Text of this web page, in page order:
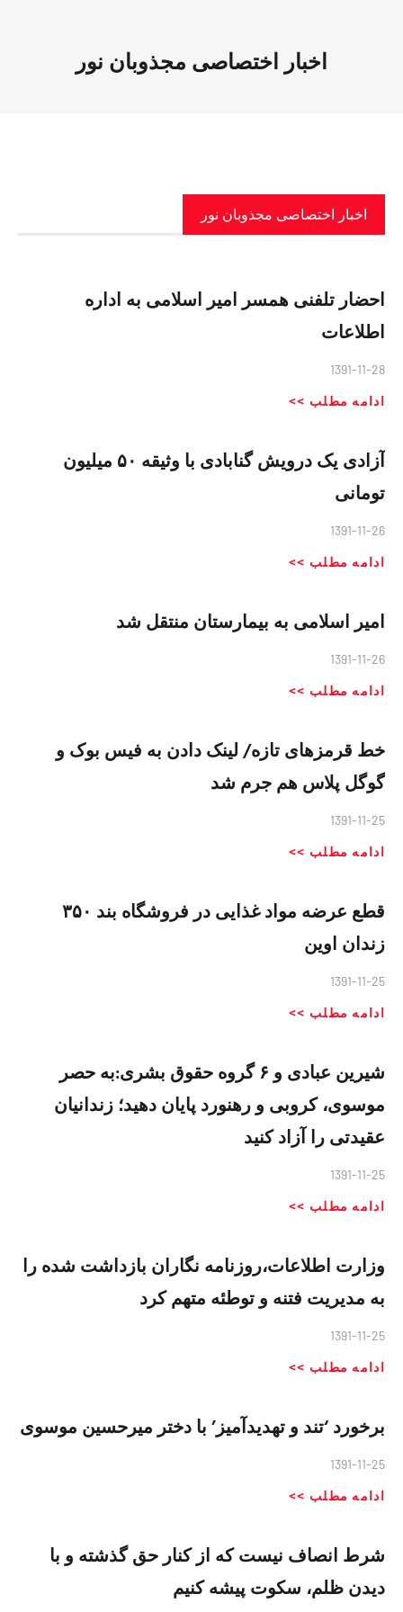
اخبار اختصاصی مجذوبان نور
اخبار اختصاصی مجذوبان نور
احضار تلفنی همسر امیر اسلامی به اداره
اطلاعات
1391-11-28
ادامه مطلب >>
آزادی یک درویش گنابادی با وثیقه ۵۰ میلیون
تومانی
1391-11-26
ادامه مطلب >>
امیر اسلامی به بیمارستان منتقل شد
1391-11-26
ادامه مطلب >>
خط قرمزهای تازه/ لینک دادن به فیس بوک و
گوگل پلاس هم جرم شد
1391-11-25
ادامه مطلب >>
قطع عرضه مواد غذایی در فروشگاه بند ۳۵۰
زندان اوین
1391-11-25
ادامه مطلب >>
شیرین عبادی و ۶ گروه حقوق بشری:به حصر
موسوی، کروبی و رهنورد پایان دهید؛ زندانیان
عقیدتی را آزاد کنید
1391-11-25
ادامه مطلب >>
وزارت اطلاعات،‌روزنامه نگاران بازداشت شده را
به مديريت فتنه و توطئه متهم کرد
1391-11-25
ادامه مطلب >>
برخورد ‘تند و تهدیدآمیز’ با دختر میرحسین موسوی
1391-11-25
ادامه مطلب >>
شرط انصاف نیست که از کنار حق گذشته و با
دیدن ظلم، سکوت پیشه کنیم